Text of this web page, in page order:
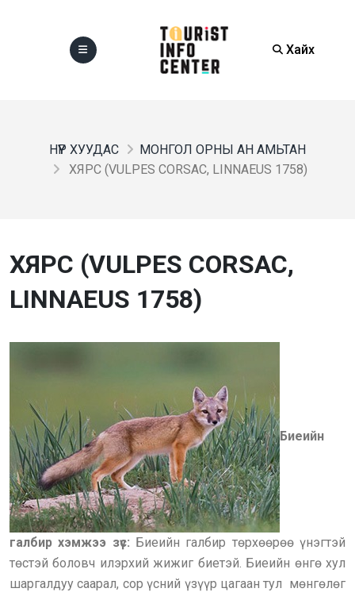
Хайх
НҮҮР ХУУДАС
МОНГОЛ ОРНЫ АН АМЬТАН
ХЯРС (VULPES CORSAC, LINNAEUS 1758)
ХЯРС (VULPES CORSAC,
LINNAEUS 1758)
Биеийн
галбир хэмжээ зүс: Биеийн галбир төрхөөрөө үнэгтэй
төстэй боловч илэрхий жижиг биетэй. Биеийн өнгө хул
шаргалдуу саарал, сор үсний үзүүр цагаан тул мөнгөлөг